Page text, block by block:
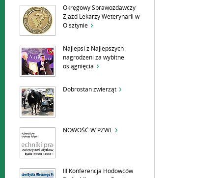
Okręgowy Sprawozdawczy
Zjazd Lekarzy Weterynarii w
Olsztynie
Najlepsi z Najlepszych
nagrodzeni za wybitne
osiągnięcia
Dobrostan zwierząt
NOWOŚĆ W PZWL
III Konferencja Hodowców